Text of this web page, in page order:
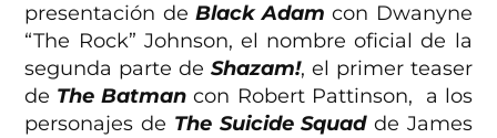
presentación de Black Adam con Dwanyne
“The Rock” Johnson, el nombre oficial de la
segunda parte de Shazam!, el primer teaser
de The Batman con Robert Pattinson, a los
personajes de The Suicide Squadde James